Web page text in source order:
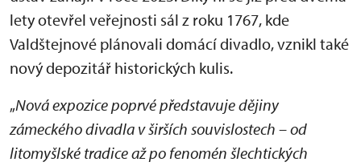
lety otevřel veřejnosti sál z roku 1767, kde
Valdštejnové plánovali domácí divadlo, vznikl také
nový depozitář historických kulis.
„Nová expozice poprvé představuje dějiny
zámeckého divadla v širších souvislostech – od
litomyšlské tradice až po fenomén šlechtických